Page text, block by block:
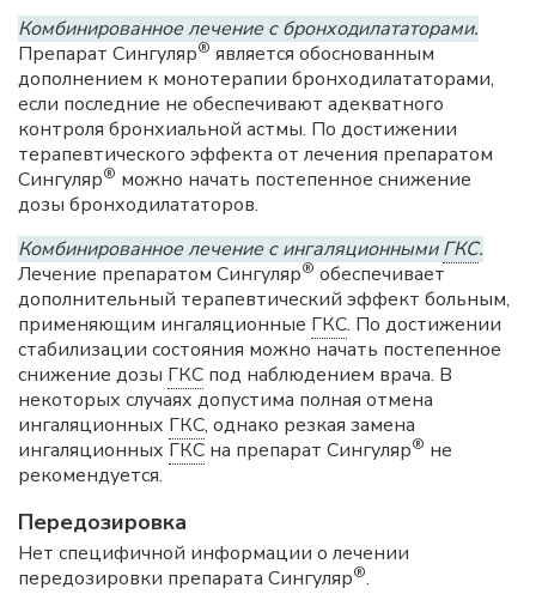
Комбинированное лечение с бронходилататорами.
Препарат Сингуляр® является обоснованным
дополнением к монотерапии бронходилататорами,
если последние не обеспечивают адекватного
контроля бронхиальной астмы. По достижении
терапевтического эффекта от лечения препаратом
Сингуляр® можно начать постепенное снижение
дозы бронходилататоров.
Комбинированное лечение с ингаляционнымиГКС.
Лечение препаратом Сингуляр® обеспечивает
дополнительный терапевтический эффект больным,
применяющим ингаляционные ГКС. По достижении
стабилизации состояния можно начать постепенное
снижение дозы ГКС под наблюдением врача. В
некоторых случаях допустима полная отмена
ингаляционных ГКС, однако резкая замена
ингаляционных ГКС на препарат Сингуляр® не
рекомендуется.
Передозировка
Нет специфичной информации о лечении
передозировки препарата Сингуляр®.